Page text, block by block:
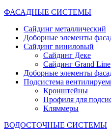
ФАСАДНЫЕ СИСТЕМЫ
Сайдинг металлический
Доборные элементы
Сайдинг виниловый
Сайдинг Деке
Сайдинг Grand Line
Доборные элементы
Подсистема
Кронштейны
Профиля для
Кляммеры
ВОДОСТОЧНЫЕ СИСТЕМЫ